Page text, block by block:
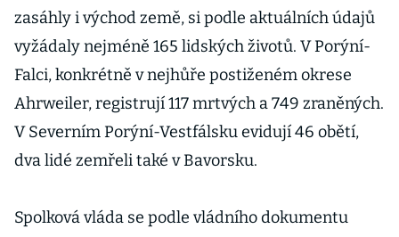
zasáhly i východ země, si podle aktuálních údajů
vyžádaly nejméně 165 lidských životů. V Porýní-
Falci, konkrétně v nejhůře postiženém okrese
Ahrweiler, registrují 117 mrtvých a 749 zraněných.
V Severním Porýní-Vestfálsku evidují 46 obětí,
dva lidé zemřeli také v Bavorsku.
Spolková vláda se podle vládního dokumentu